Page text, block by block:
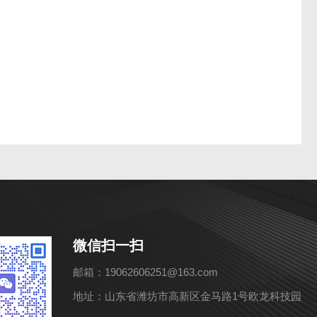
微信扫一扫
邮箱：19062606251@163.com
地址：山东省潍坊市高新区金马路1号欧龙科技园